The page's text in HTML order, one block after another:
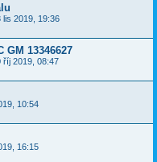
lis 2019, 19:36
GM 13346627
říj 2019, 08:47
10:54
16:15